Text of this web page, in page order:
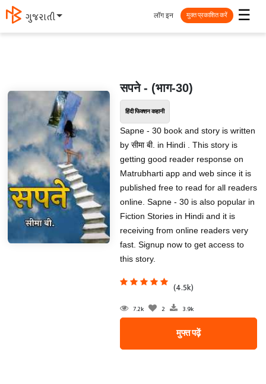
ગુજરાતી ☰
लॉग इन मुक्त प्रकाशित करें
सपने - (भाग-30)
हिंदी फिक्शन कहानी
Sapne - 30 book and story is written
by सीमा बी. in Hindi . This story is
getting good reader response on
Matrubharti app and web since it is
published free to read for all readers
online. Sapne - 30 is also popular in
Fiction Stories in Hindi and it is
receiving from online readers very
fast. Signup now to get access to
this story.
(4.5k)
7.2k 2 3.9k
मुफ्त पढ़ें